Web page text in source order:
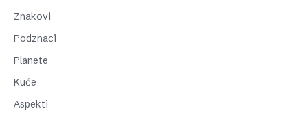
Znakovi
Podznaci
Planete
Kuće
Aspekti